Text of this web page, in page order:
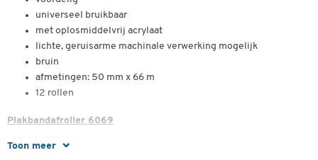
Toon meer
universeel bruikbaar
met oplosmiddelvrij acrylaat
lichte, geruisarme machinale verwerking mogelijk
bruin
afmetingen: 50 mm x 66 m
12 rollen
Plakbandafroller 6069
stevige, metalen behuizing